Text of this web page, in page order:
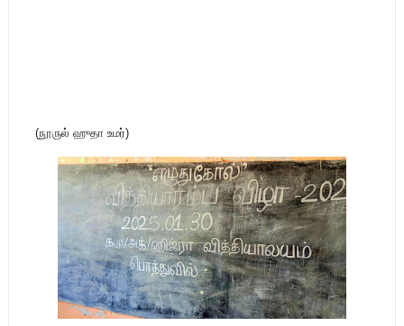
(நூருல் ஹுதா உமர்)